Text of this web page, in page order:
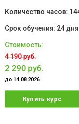
24 дня
4 190 руб.
2 290 руб.
до 14.08.2026
Купить курс